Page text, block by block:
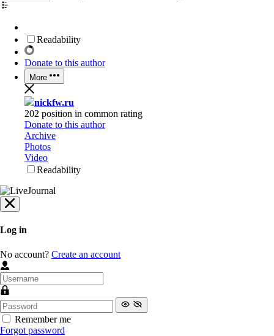
Readability
Donate to this author
More
nickfw.ru
202 position in common rating
Donate to this author
Archive
Photos
Video
Readability
Log in
No account? Create an account
Remember me
Forgot password